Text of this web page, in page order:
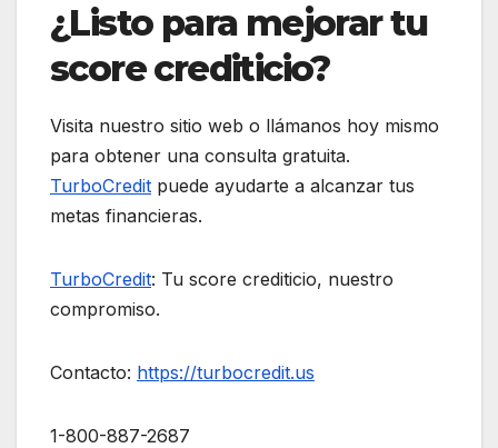
¿Listo para mejorar tu
score crediticio?
Visita nuestro sitio web o llámanos hoy mismo
para obtener una consulta gratuita.
TurboCredit puede ayudarte a alcanzar tus
metas financieras.
TurboCredit: Tu score crediticio, nuestro
compromiso.
Contacto: https://turbocredit.us
1-800-887-2687